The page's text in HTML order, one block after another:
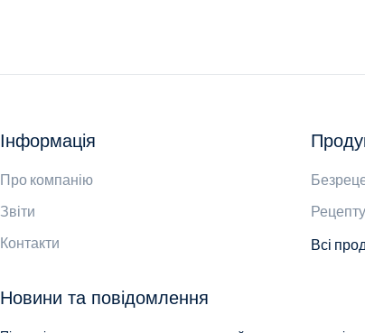
Інформація
Про компанію
Звіти
Контакти
Всі
Новини та повідомлення